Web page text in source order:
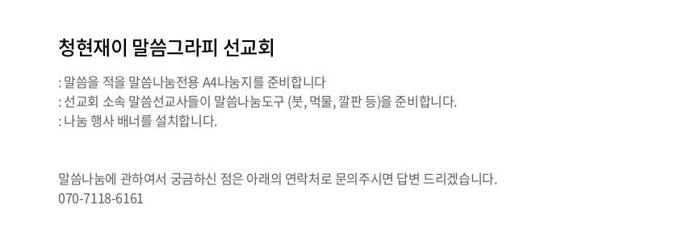
청현재이 말씀그라피 선교회
: 말씀을 적을 말씀나눔전용 A4나눔지를 준비합니다
: 선교회 소속 말씀선교사들이 말씀나눔도구 (붓, 먹물, 깔판 등)을 준비합니다.
: 나눔 행사 배너를 설치합니다.
말씀나눔에 관하여서 궁금하신 점은 아래의 연락처로 문의주시면 답변 드리겠습니다.
070-7118-6161